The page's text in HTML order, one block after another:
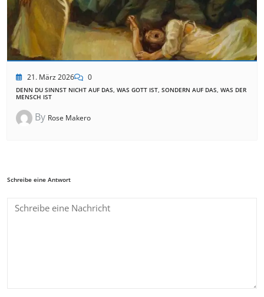
21. März 2026 0
DENN DU SINNST NICHT AUF DAS, WAS GOTT IST, SONDERN AUF DAS, WAS DER
MENSCH IST
By Rose Makero
Schreibe eine Antwort